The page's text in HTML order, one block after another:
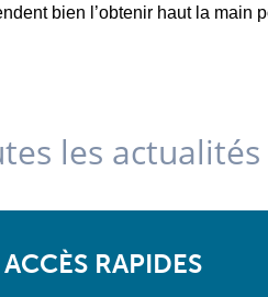
bien l’obtenir haut la main
les actualités
ACCÈS RAPIDES